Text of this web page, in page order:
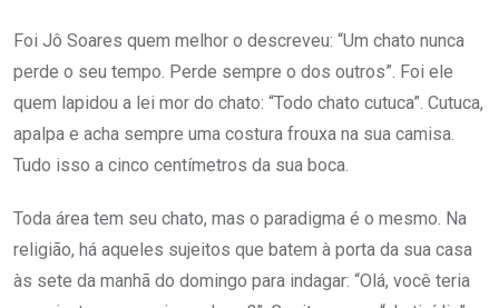
Foi Jô Soares quem melhor o descreveu: “Um chato nunca
perde o seu tempo. Perde sempre o dos outros”. Foi ele
quem lapidou a lei mor do chato: “Todo chato cutuca”. Cutuca,
apalpa e acha sempre uma costura frouxa na sua camisa.
Tudo isso a cinco centímetros da sua boca.
Toda área tem seu chato, mas o paradigma é o mesmo. Na
religião, há aqueles sujeitos que batem à porta da sua casa
às sete da manhã do domingo para indagar: “Olá, você teria